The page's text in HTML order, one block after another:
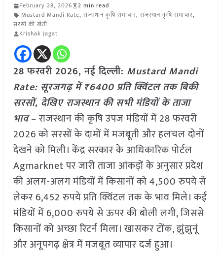
February 28, 2026
2 min read
Mustard Mandi Rate, राजस्थान कृषि समाचार, राजस्थान कृषि समाचार,
सरसों की खेती
Krishak Jagat
28 फरवरी 2026, नई दिल्ली: Mustard Mandi
Rate: सूरजगढ़ में ₹6400 प्रति क्विंटल तक बिकी
सरसों, देखिए राजस्थान की सभी मंडियों के ताजा
भाव– राजस्थान की कृषि उपज मंडियों में 28 फरवरी
2026 को सरसों के दामों में मजबूती और हलचल दोनों
देखने को मिली। केंद्र सरकार के आधिकारिक पोर्टल
Agmarknet पर जारी ताजा आंकड़ों के अनुसार प्रदेश
की अलग-अलग मंडियों में किसानों को 4,500 रुपये से
लेकर 6,452 रुपये प्रति क्विंटल तक के भाव मिले। कई
मंडियों में 6,000 रुपये से ऊपर की बोली लगी, जिससे
किसानों को अच्छा रिटर्न मिला। खासकर टोंक, झुंझुनूं
और अनूपगढ़ क्षेत्र में मजबूत व्यापार दर्ज हुआ।